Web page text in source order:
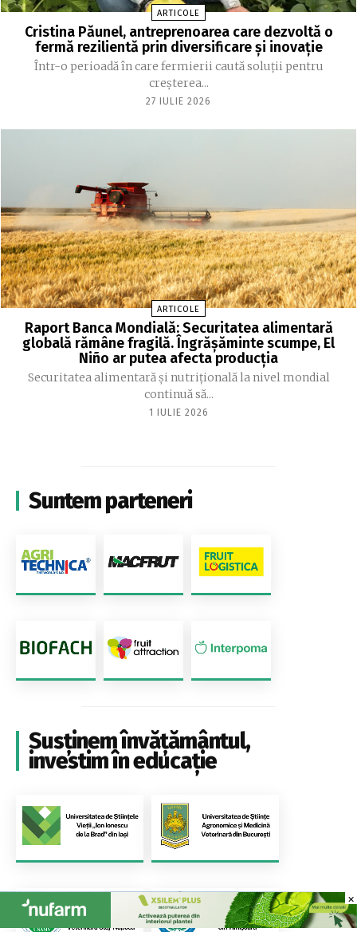
ARTICOLE
Cristina Păunel, antreprenoarea care dezvoltă o
fermă rezilientă prin diversificare și inovație
Într-o perioadă în care fermierii caută soluții pentru
creșterea...
27 IULIE 2026
ARTICOLE
Raport Banca Mondială: Securitatea alimentară
globală rămâne fragilă. Îngrășăminte scumpe, El
Niño ar putea afecta producția
Securitatea alimentară și nutrițională la nivel mondial
continuă să...
1 IULIE 2026
Suntem parteneri
Susținem învățământul,
investim în educație
×
×